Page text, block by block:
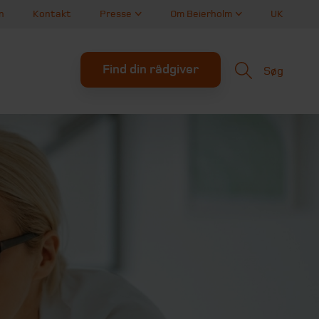
Kontakt Presse Om Beierholm UK
Find din rådgiver Søg